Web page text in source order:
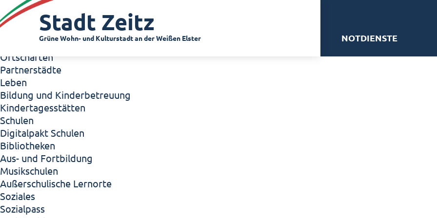
Zeitz - Die Kleinstadt
Willkommen in Zeitz!
Interview mit Oberbürgermeister Christian Thieme
Zeitz - Stadt der Zukunft
Ortschaften
Partnerstädte
Leben
Bildung und Kinderbetreuung
Kindertagesstätten
Schulen
Digitalpakt Schulen
Bibliotheken
Aus- und Fortbildung
Musikschulen
Außerschulische Lernorte
Soziales
Sozialpass
Stadt Zeitz
Grüne Wohn- und Kulturstadt an der Weißen Elster NOTDIENSTE